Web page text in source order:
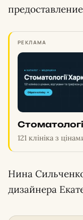
РЕКЛАМА
121 клініка з
Нина
дизайнера